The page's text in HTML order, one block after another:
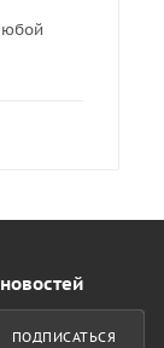
ПОДПИСАТЬСЯ